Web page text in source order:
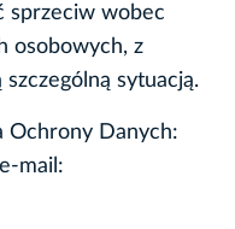
sprzeciw wobec
osobowych, z
sytuacją.
Ochrony Danych:
mail: